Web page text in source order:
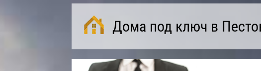
Дома под ключ в